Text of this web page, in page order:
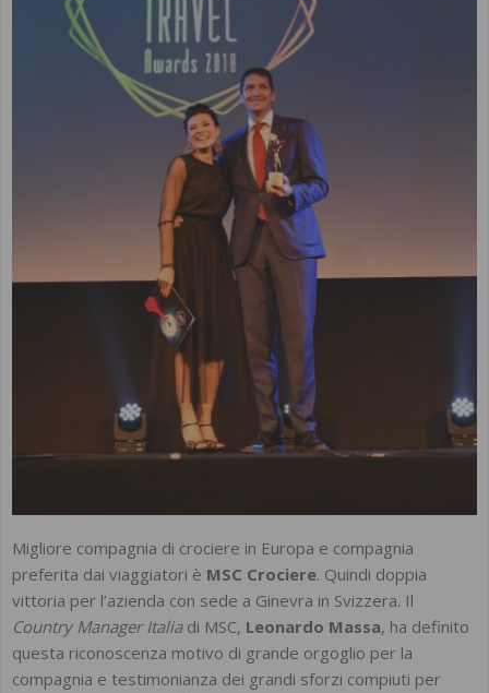
Migliore compagnia di crociere in Europa e compagnia
preferita dai viaggiatori è MSC Crociere. Quindi doppia
vittoria per l’azienda con sede a Ginevra in Svizzera. Il
Country Manager Italiadi MSC, Leonardo Massa, ha definito
questa riconoscenza motivo di grande orgoglio per la
compagnia e testimonianza dei grandi sforzi compiuti per